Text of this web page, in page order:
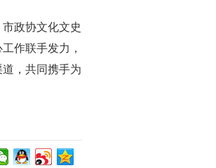
政协文化文史
作联手发力，
，共同携手为